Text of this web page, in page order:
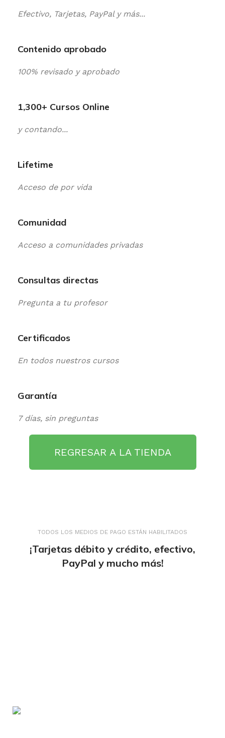
Efectivo, Tarjetas, PayPal y más...
Contenido aprobado
100% revisado y aprobado
1,300+ Cursos Online
y contando...
Lifetime
Acceso de por vida
Comunidad
Acceso a comunidades privadas
Consultas directas
Pregunta a tu profesor
Certificados
En todos nuestros cursos
Garantía
7 días, sin preguntas
REGRESAR A LA TIENDA
TODOS LOS MEDIOS DE PAGO ESTÁN HABILITADOS
¡Tarjetas débito y crédito, efectivo,
PayPal y mucho más!